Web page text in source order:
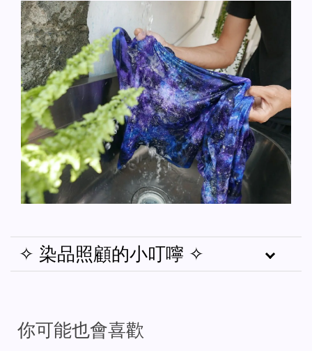
✧ 染品照顧的小叮嚀 ✧
你可能也會喜歡